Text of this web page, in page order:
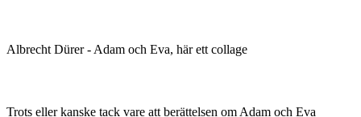
Albrecht Dürer - Adam och Eva, här ett collage
Trots eller kanske tack vare att berättelsen om Adam och Eva